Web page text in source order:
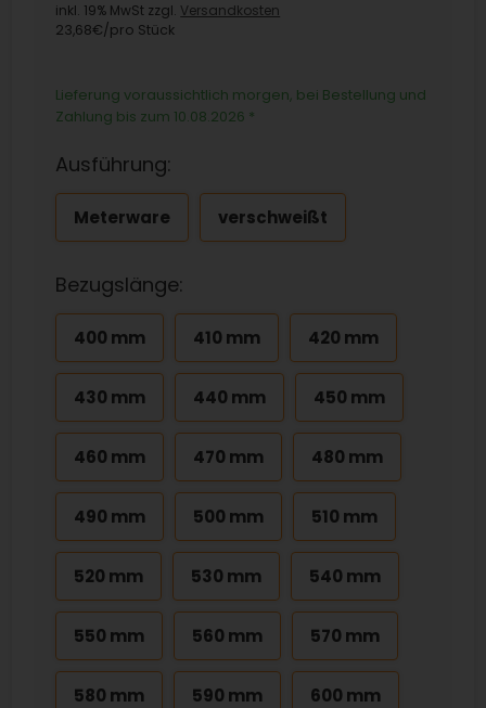
inkl. 19% MwSt zzgl. Versandkosten
23,68€/pro Stück
Lieferung voraussichtlich morgen, bei Bestellung und
Zahlung bis zum 10.08.2026 *
Ausführung:
Meterware verschweißt
Bezugslänge:
400 mm 410 mm 420 mm
430 mm 440 mm 450 mm
460 mm 470 mm 480 mm
490 mm 500 mm 510 mm
520 mm 530 mm 540 mm
550 mm 560 mm 570 mm
580 mm 590 mm 600 mm